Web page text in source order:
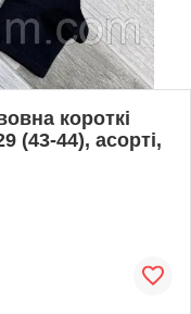
короткі
(43-44), асорті,